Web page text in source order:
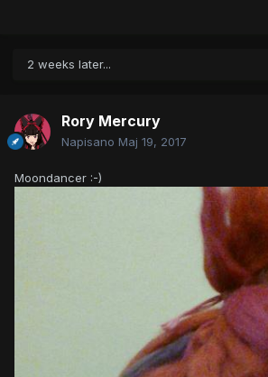
2 weeks later...
Rory Mercury
Napisano Maj 19, 2017
Moondancer :-)